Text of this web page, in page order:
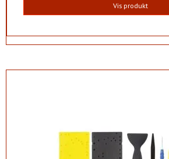
Vis produkt